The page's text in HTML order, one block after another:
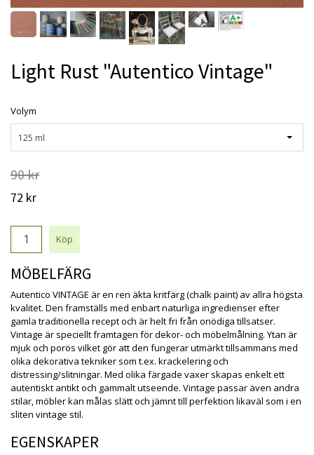
Light Rust "Autentico Vintage"
Volym
125 ml
90 kr
72 kr
MÖBELFÄRG
Autentico VINTAGE är en ren äkta kritfärg (chalk paint) av allra högsta
kvalitet. Den framställs med enbart naturliga ingredienser efter
gamla traditionella recept och är helt fri från onödiga tillsatser.
Vintage är speciellt framtagen för dekor- och möbelmålning. Ytan är
mjuk och porös vilket gör att den fungerar utmärkt tillsammans med
olika dekorativa tekniker som t.ex. krackelering och
distressing/slitningar. Med olika färgade vaxer skapas enkelt ett
autentiskt antikt och gammalt utseende. Vintage passar även andra
stilar, möbler kan målas slätt och jämnt till perfektion likaväl som i en
sliten vintage stil.
EGENSKAPER